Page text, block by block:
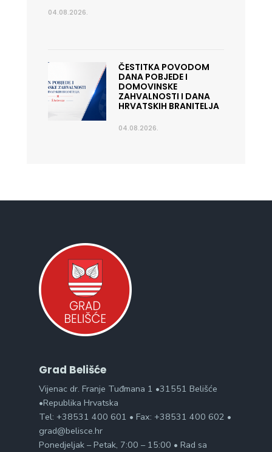
04.08.2026.
ČESTITKA POVODOM
DANA POBJEDE I
DOMOVINSKE
ZAHVALNOSTI I DANA
HRVATSKIH BRANITELJA
04.08.2026.
Grad Belišće
Vijenac dr. Franje Tuđmana 1 •31551 Belišće
•Republika Hrvatska
Tel: +38531 400 601 • Fax: +38531 400 602 •
grad@belisce.hr
Ponedjeljak – Petak, 7:00 – 15:00 • Rad sa